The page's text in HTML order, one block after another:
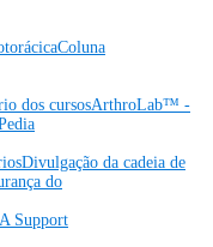
Coluna
dos cursosArthroLab™ -
Divulgação da cadeia de
do
Support